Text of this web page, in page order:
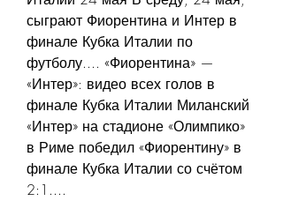
сыграют Фиорентина и Интер в
финале Кубка Италии по
футболу.... «Фиорентина» —
«Интер»: видео всех голов в
финале Кубка Италии Миланский
«Интер» на стадионе «Олимпико»
в Риме победил «Фиорентину» в
финале Кубка Италии со счётом
2:1....